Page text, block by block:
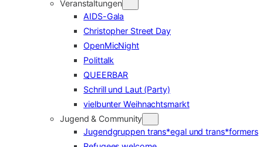
Veranstaltungen
AIDS-Gala
Christopher Street Day
OpenMicNight
Polittalk
QUEERBAR
Schrill und Laut (Party)
vielbunter Weihnachtsmarkt
Jugend & Community
Jugendgruppen trans*egal und trans*formers